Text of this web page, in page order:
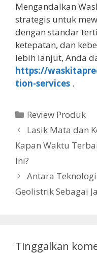
Mengandalkan
strategis untuk
dengan standar
ketepatan, dan
lebih lanjut, Anda
https://
tion-services .
Kategori
Review Produk
Lasik Mata dan
Kapan Waktu
Ini?
Antara
Geolistrik Sebagai
Tinggalkan